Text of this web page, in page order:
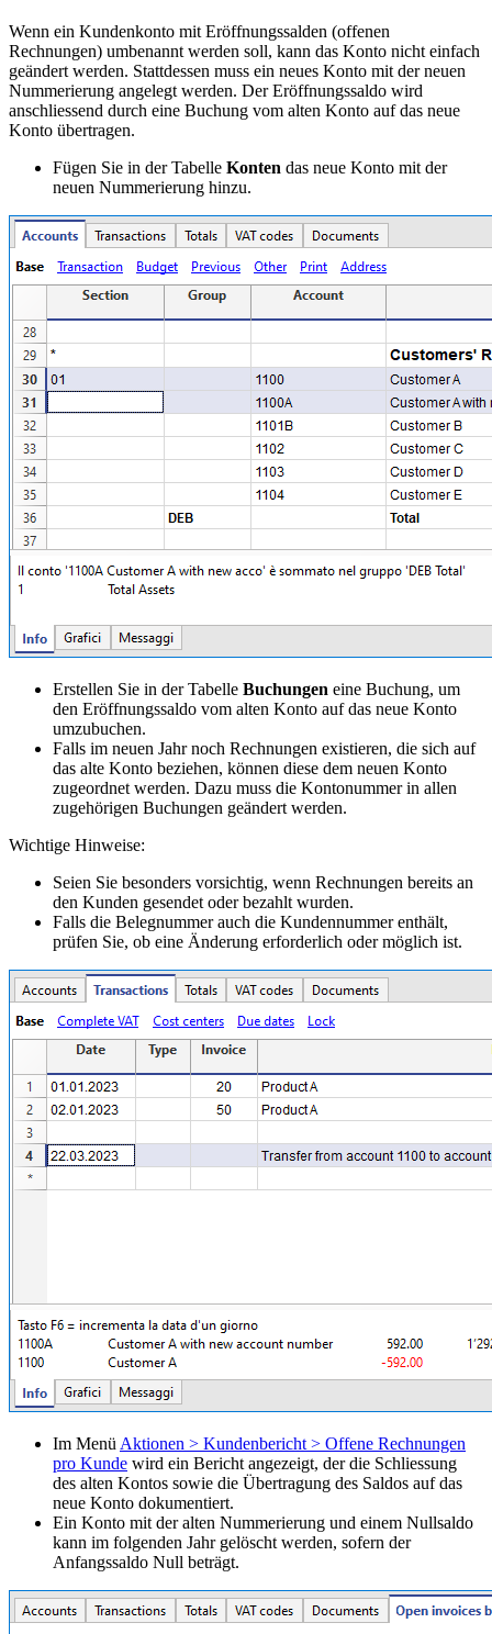
Wenn ein Kundenkonto mit Eröffnungssalden (offenen
Rechnungen) umbenannt werden soll, kann das Konto nicht einfach
geändert werden. Stattdessen muss ein neues Konto mit der neuen
Nummerierung angelegt werden. Der Eröffnungssaldo wird
anschliessend durch eine Buchung vom alten Konto auf das neue
Konto übertragen.
Fügen Sie in der Tabelle Konten das neue Konto mit der
neuen Nummerierung hinzu.
Erstellen Sie in der Tabelle Buchungen eine Buchung, um
den Eröffnungssaldo vom alten Konto auf das neue Konto
umzubuchen.
Falls im neuen Jahr noch Rechnungen existieren, die sich auf
das alte Konto beziehen, können diese dem neuen Konto
zugeordnet werden. Dazu muss die Kontonummer in allen
zugehörigen Buchungen geändert werden.
Wichtige Hinweise:
Seien Sie besonders vorsichtig, wenn Rechnungen bereits an
den Kunden gesendet oder bezahlt wurden.
Falls die Belegnummer auch die Kundennummer enthält,
prüfen Sie, ob eine Änderung erforderlich oder möglich ist.
Im Menü Aktionen > Kundenbericht > Offene Rechnungen
pro Kunde wird ein Bericht angezeigt, der die Schliessung
des alten Kontos sowie die Übertragung des Saldos auf das
neue Konto dokumentiert.
Ein Konto mit der alten Nummerierung und einem Nullsaldo
kann im folgenden Jahr gelöscht werden, sofern der
Anfangssaldo Null beträgt.